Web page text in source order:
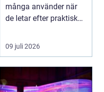
många använder när
de letar efter praktiska
09 juli 2026